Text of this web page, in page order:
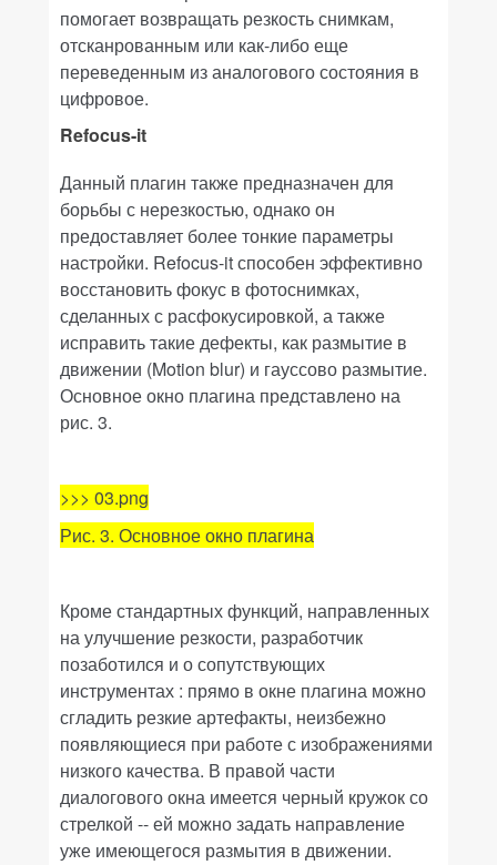
помогает возвращать резкость снимкам,
отсканрованным или как-либо еще
переведенным из аналогового состояния в
цифровое.
Refocus-it
Данный плагин также предназначен для
борьбы с нерезкостью, однако он
предоставляет более тонкие параметры
настройки. Refocus-itспособен эффективно
восстановить фокус в фотоснимках,
сделанных с расфокусировкой, а также
исправить такие дефекты, как размытие в
движении (Motion blur) и гауссово размытие.
Основное окно плагина представлено на
рис. 3.
>>> 03.png
Рис. 3. Основное окно плагина
Кроме стандартных функций, направленных
на улучшение резкости, разработчик
позаботился и о сопутствующих
инструментах : прямо в окне плагина можно
сгладить резкие артефакты, неизбежно
появляющиеся при работе с изображениями
низкого качества. В правой части
диалогового окна имеется черный кружок со
стрелкой -- ей можно задать направление
уже имеющегося размытия в движении.